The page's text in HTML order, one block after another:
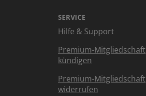
SERVICE
Hilfe & Support
Premium-Mitgliedschaft
kündigen
Premium-Mitgliedschaft
widerrufen